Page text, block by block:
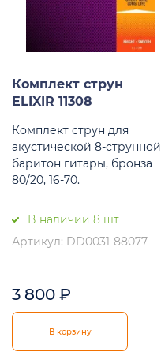
Комплект струн
ELIXIR 11308
Комплект струн для
акустической 8-струнной
баритон гитары, бронза
80/20, 16-70.
В наличии 8 шт.
Артикул: DD0031-88077
3 800 ₽
В корзину